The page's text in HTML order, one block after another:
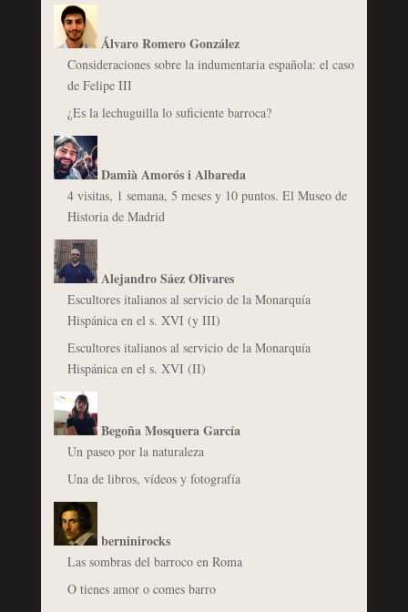
Álvaro Romero González
Consideraciones sobre la indumentaria española: el caso
de Felipe III
¿Es la lechuguilla lo suficiente barroca?
Damià Amorós i Albareda
4 visitas, 1 semana, 5 meses y 10 puntos. El Museo de
Historia de Madrid
Alejandro Sáez Olivares
Escultores italianos al servicio de la Monarquía
Hispánica en el s. XVI (y III)
Escultores italianos al servicio de la Monarquía
Hispánica en el s. XVI (II)
Begoña Mosquera García
Un paseo por la naturaleza
Una de libros, vídeos y fotografía
berninirocks
Las sombras del barroco en Roma
O tienes amor o comes barro